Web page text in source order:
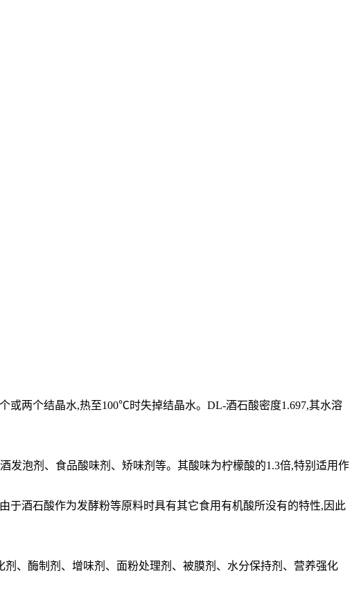
或两个结晶水,热至100℃时失掉结晶水。DL-酒石酸密度1.697,其水溶
发泡剂、食品酸味剂、矫味剂等。其酸味为柠檬酸的1.3倍,特别适用作
于酒石酸作为发酵粉等原料时具有其它食用有机酸所没有的特性,因此
、酶制剂、增味剂、面粉处理剂、被膜剂、水分保持剂、营养强化